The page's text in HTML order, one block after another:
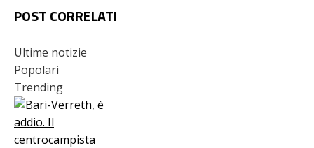
POST CORRELATI
Ultime notizie
Popolari
Trending